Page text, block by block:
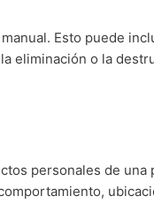
Esto puede
eliminación o la
personales de una